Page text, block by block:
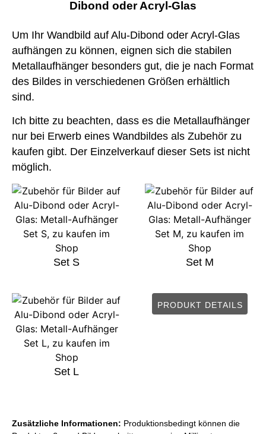
Dibond oder Acryl-Glas
Um Ihr Wandbild auf Alu-Dibond oder Acryl-Glas
aufhängen zu können, eignen sich die stabilen
Metallaufhänger besonders gut, die je nach Format
des Bildes in verschiedenen Größen erhältlich
sind.
Ich bitte zu beachten, dass es die Metallaufhänger
nur bei Erwerb eines Wandbildes als Zubehör zu
kaufen gibt. Der Einzelverkauf dieser Sets ist nicht
möglich.
Set S Set M
Set L
PRODUKT DETAILS
Zusätzliche Informationen: Produktionsbedingt können die